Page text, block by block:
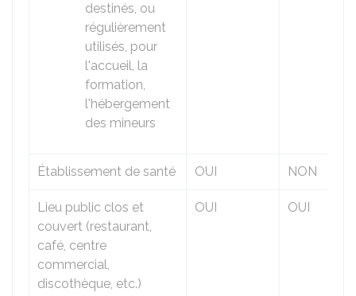
destinés, ou
régulièrement
utilisés, pour
l'accueil, la
formation,
l'hébergement
des mineurs
Établissement de santé OUI NON
Lieu public clos et
couvert (restaurant,
café, centre
commercial,
discothèque, etc.)
OUI OUI